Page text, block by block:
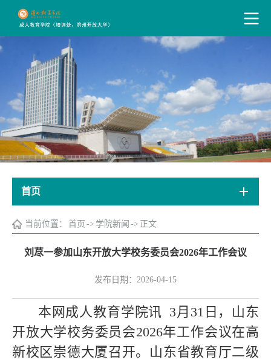
首页
当前位置： 首页 -> 学院新闻 -> 正文
刘荩一参加山东开放大学校务委员会2026年工作会议
发布日期：2026-04-15
本网成人教育学院讯 3月31日，山东
开放大学校务委员会2026年工作会议在高
新校区崇德大厦召开。山东省教育厅二级